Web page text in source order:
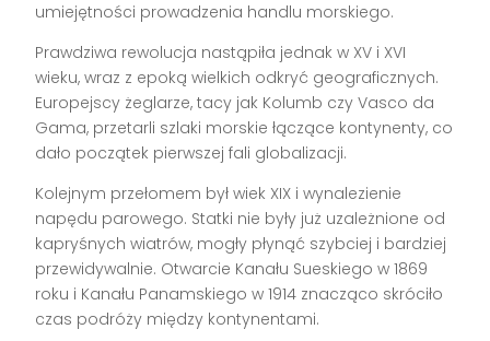
umiejętności prowadzenia handlu morskiego.
Prawdziwa rewolucja nastąpiła jednak w XV i XVI
wieku, wraz z epoką wielkich odkryć geograficznych.
Europejscy żeglarze, tacy jak Kolumb czy Vasco da
Gama, przetarli szlaki morskie łączące kontynenty, co
dało początek pierwszej fali globalizacji.
Kolejnym przełomem był wiek XIX i wynalezienie
napędu parowego. Statki nie były już uzależnione od
kapryśnych wiatrów, mogły płynąć szybciej i bardziej
przewidywalnie. Otwarcie Kanału Sueskiego w 1869
roku i Kanału Panamskiego w 1914 znacząco skróciło
czas podróży między kontynentami.